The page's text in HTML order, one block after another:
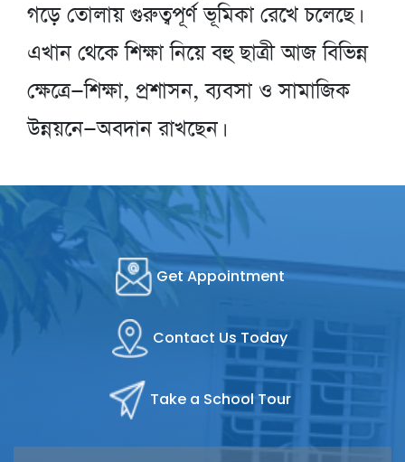
গড়ে তোলায় গুরুত্বপূর্ণ ভূমিকা রেখে চলেছে।
এখান থেকে শিক্ষা নিয়ে বহু ছাত্রী আজ বিভিন্ন
ক্ষেত্রে—শিক্ষা, প্রশাসন, ব্যবসা ও সামাজিক
উন্নয়নে—অবদান রাখছেন।
Get Appointment
Contact Us Today
Take a School Tour